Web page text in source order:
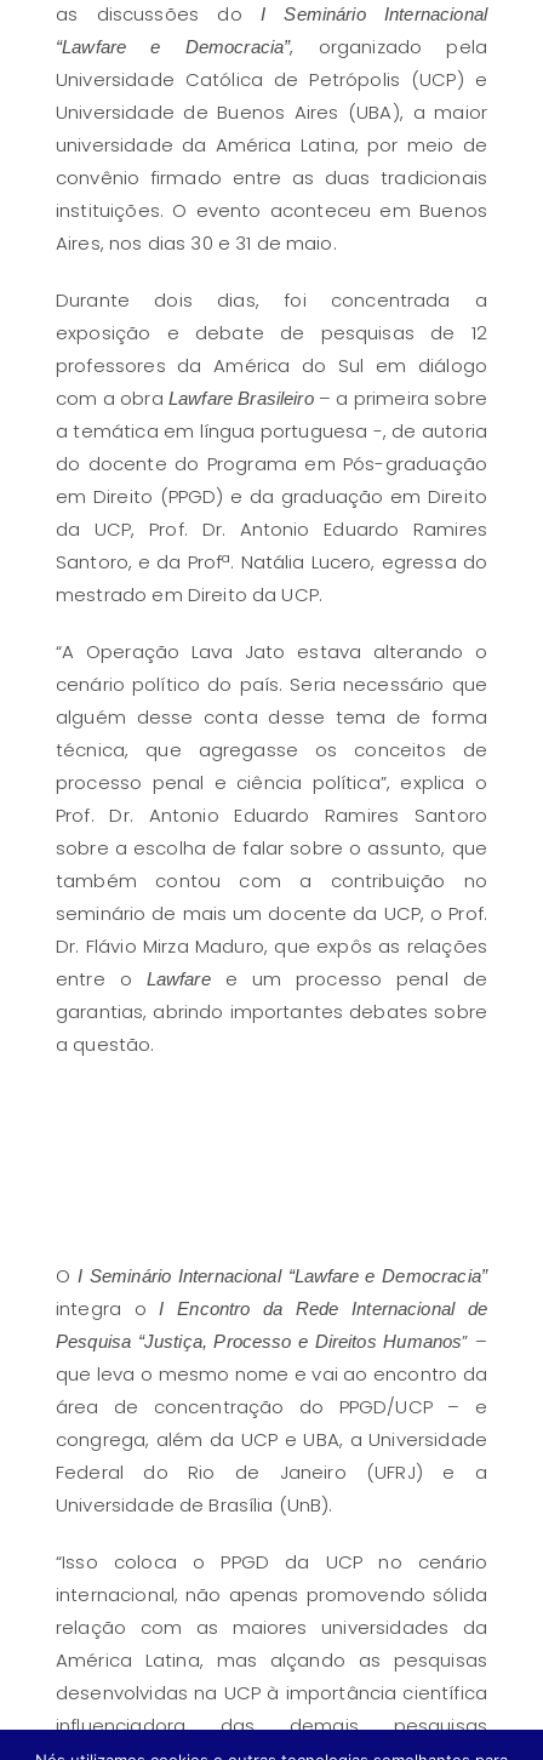
as discussões do
I Seminário Internacional
“Lawfare e Democracia”, organizado pela
Universidade Católica de Petrópolis (UCP) e
Universidade de Buenos Aires (UBA), a maior
universidade da América Latina, por meio de
convênio firmado entre as duas tradicionais
instituições. O evento aconteceu em Buenos
Aires, nos dias 30 e 31 de maio.
Durante dois dias, foi concentrada a
exposição e debate de pesquisas de 12
professores da América do Sul em diálogo
com a obra Lawfare Brasileiro – a primeira sobre
a temática em língua portuguesa -, de autoria
do docente do Programa em Pós-graduação
em Direito (PPGD) e da graduação em Direito
da UCP, Prof. Dr. Antonio Eduardo Ramires
Santoro, e da Profª. Natália Lucero, egressa do
mestrado em Direito da UCP.
“A Operação Lava Jato estava alterando o
cenário político do país. Seria necessário que
alguém desse conta desse tema de forma
técnica, que agregasse os conceitos de
processo penal e ciência política”, explica o
Prof. Dr. Antonio Eduardo Ramires Santoro
sobre a escolha de falar sobre o assunto, que
também contou com a contribuição no
seminário de mais um docente da UCP, o Prof.
Dr. Flávio Mirza Maduro, que expôs as relações
entre o
Lawfaree um processo penal de
garantias, abrindo importantes debates sobre
a questão.
O I Seminário Internacional “Lawfare e Democracia”
integra oI Encontro da Rede Internacional de
Pesquisa “Justiça, Processo e Direitos Humanos” –
que leva o mesmo nome e vai ao encontro da
área de concentração do PPGD/UCP – e
congrega, além da UCP e UBA, a Universidade
Federal do Rio de Janeiro (UFRJ) e a
Universidade de Brasília (UnB).
“Isso coloca o PPGD da UCP no cenário
internacional, não apenas promovendo sólida
relação com as maiores universidades da
América Latina, mas alçando as pesquisas
desenvolvidas na UCP à importância científica
influenciadora das demais pesquisas